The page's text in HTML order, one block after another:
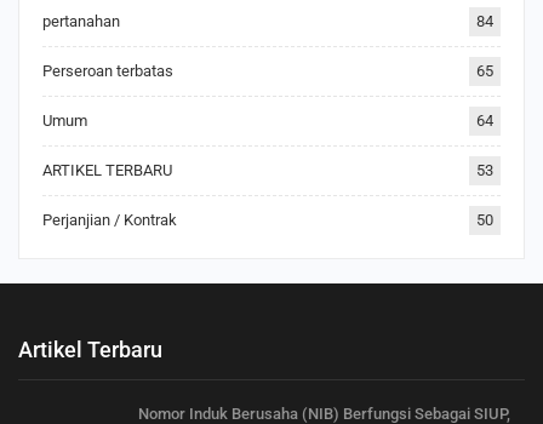
pertanahan 84
Perseroan terbatas 65
Umum 64
ARTIKEL TERBARU 53
Perjanjian / Kontrak 50
Artikel Terbaru
Nomor Induk Berusaha (NIB) Berfungsi Sebagai SIUP,